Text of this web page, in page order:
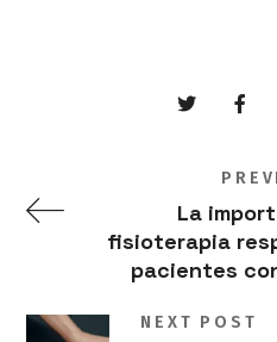
La
fisioterapia
pacientes
NEXT POST